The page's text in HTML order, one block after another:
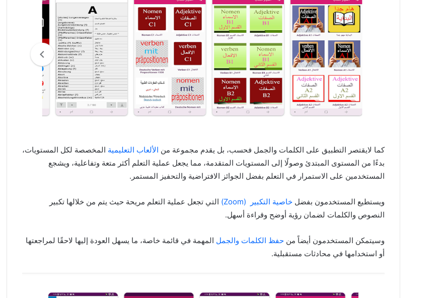
كما لايقتصر التطبيق على الكلمات والجمل فحسب، بل يقدم مجموعة من الألعاب التعليمية المخصصة لكل المستويات،
بدءًا من المستوى المبتدئ وصولًا إلى المستويات المتقدمة، مما يجعل عملية التعلم أكثر متعة وتفاعلية، ويشجع
المستخدمين على الاستمرار في التعلم بفضل الجوائز الافتراضية والتحفيز المستمر.
ويستطيع المستخدمون بفضل خاصية التكبير (Zoom)
التي تجعل عملية التعلم مريحة حيث يتم من خلالها تكبير
النصوص والكلمات لضمان رؤية أوضح وقراءة أسهل.
وسيتمكن المستخدمون أيضاً من حفظ الكلمات والجمل المهمة في قائمة خاصة، ما يسهل العودة إليها لاحقًا لمراجعتها
أو استخدامها في محادثات مستقبلية.